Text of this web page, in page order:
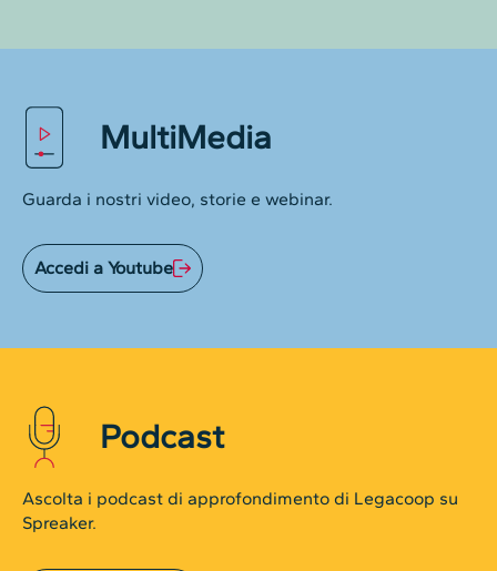
MultiMedia
Guarda i nostri video, storie e webinar.
Accedi a Youtube
Podcast
Ascolta i podcast di approfondimento di Legacoop su
Spreaker.